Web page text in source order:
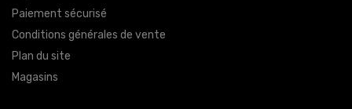
Paiement sécurisé
Conditions générales de vente
Plan du site
Magasins